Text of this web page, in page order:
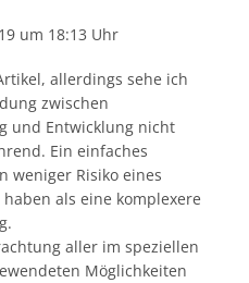
um 18:13 Uhr
allerdings sehe ich
zwischen
und Entwicklung nicht
Ein einfaches
weniger Risiko eines
als eine komplexere
aller im speziellen
Möglichkeiten